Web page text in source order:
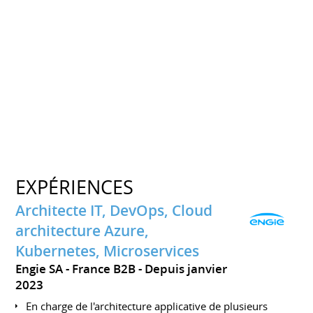
EXPÉRIENCES
Architecte IT, DevOps, Cloud
architecture Azure,
Kubernetes, Microservices
Engie SA - France B2B
Depuis janvier
2023
En charge de l'architecture applicative de plusieurs